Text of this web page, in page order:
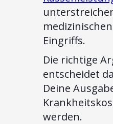
Eingriffs.
Die richtige
entscheidet
Deine
werden.